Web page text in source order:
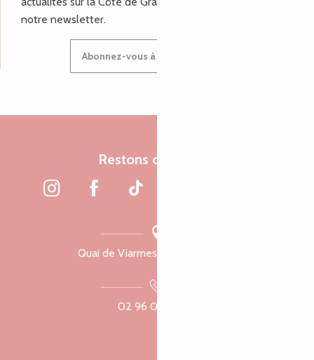
notre newsletter.
Abonnez-vous à notre newsletter
Restons connectés
Quai de Viarmes, 22300 Lannion
02 96 05 60 70